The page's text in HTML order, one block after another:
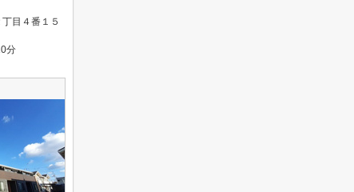
目４番１５
分